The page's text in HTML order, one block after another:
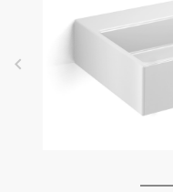
keyboard_arrow_left